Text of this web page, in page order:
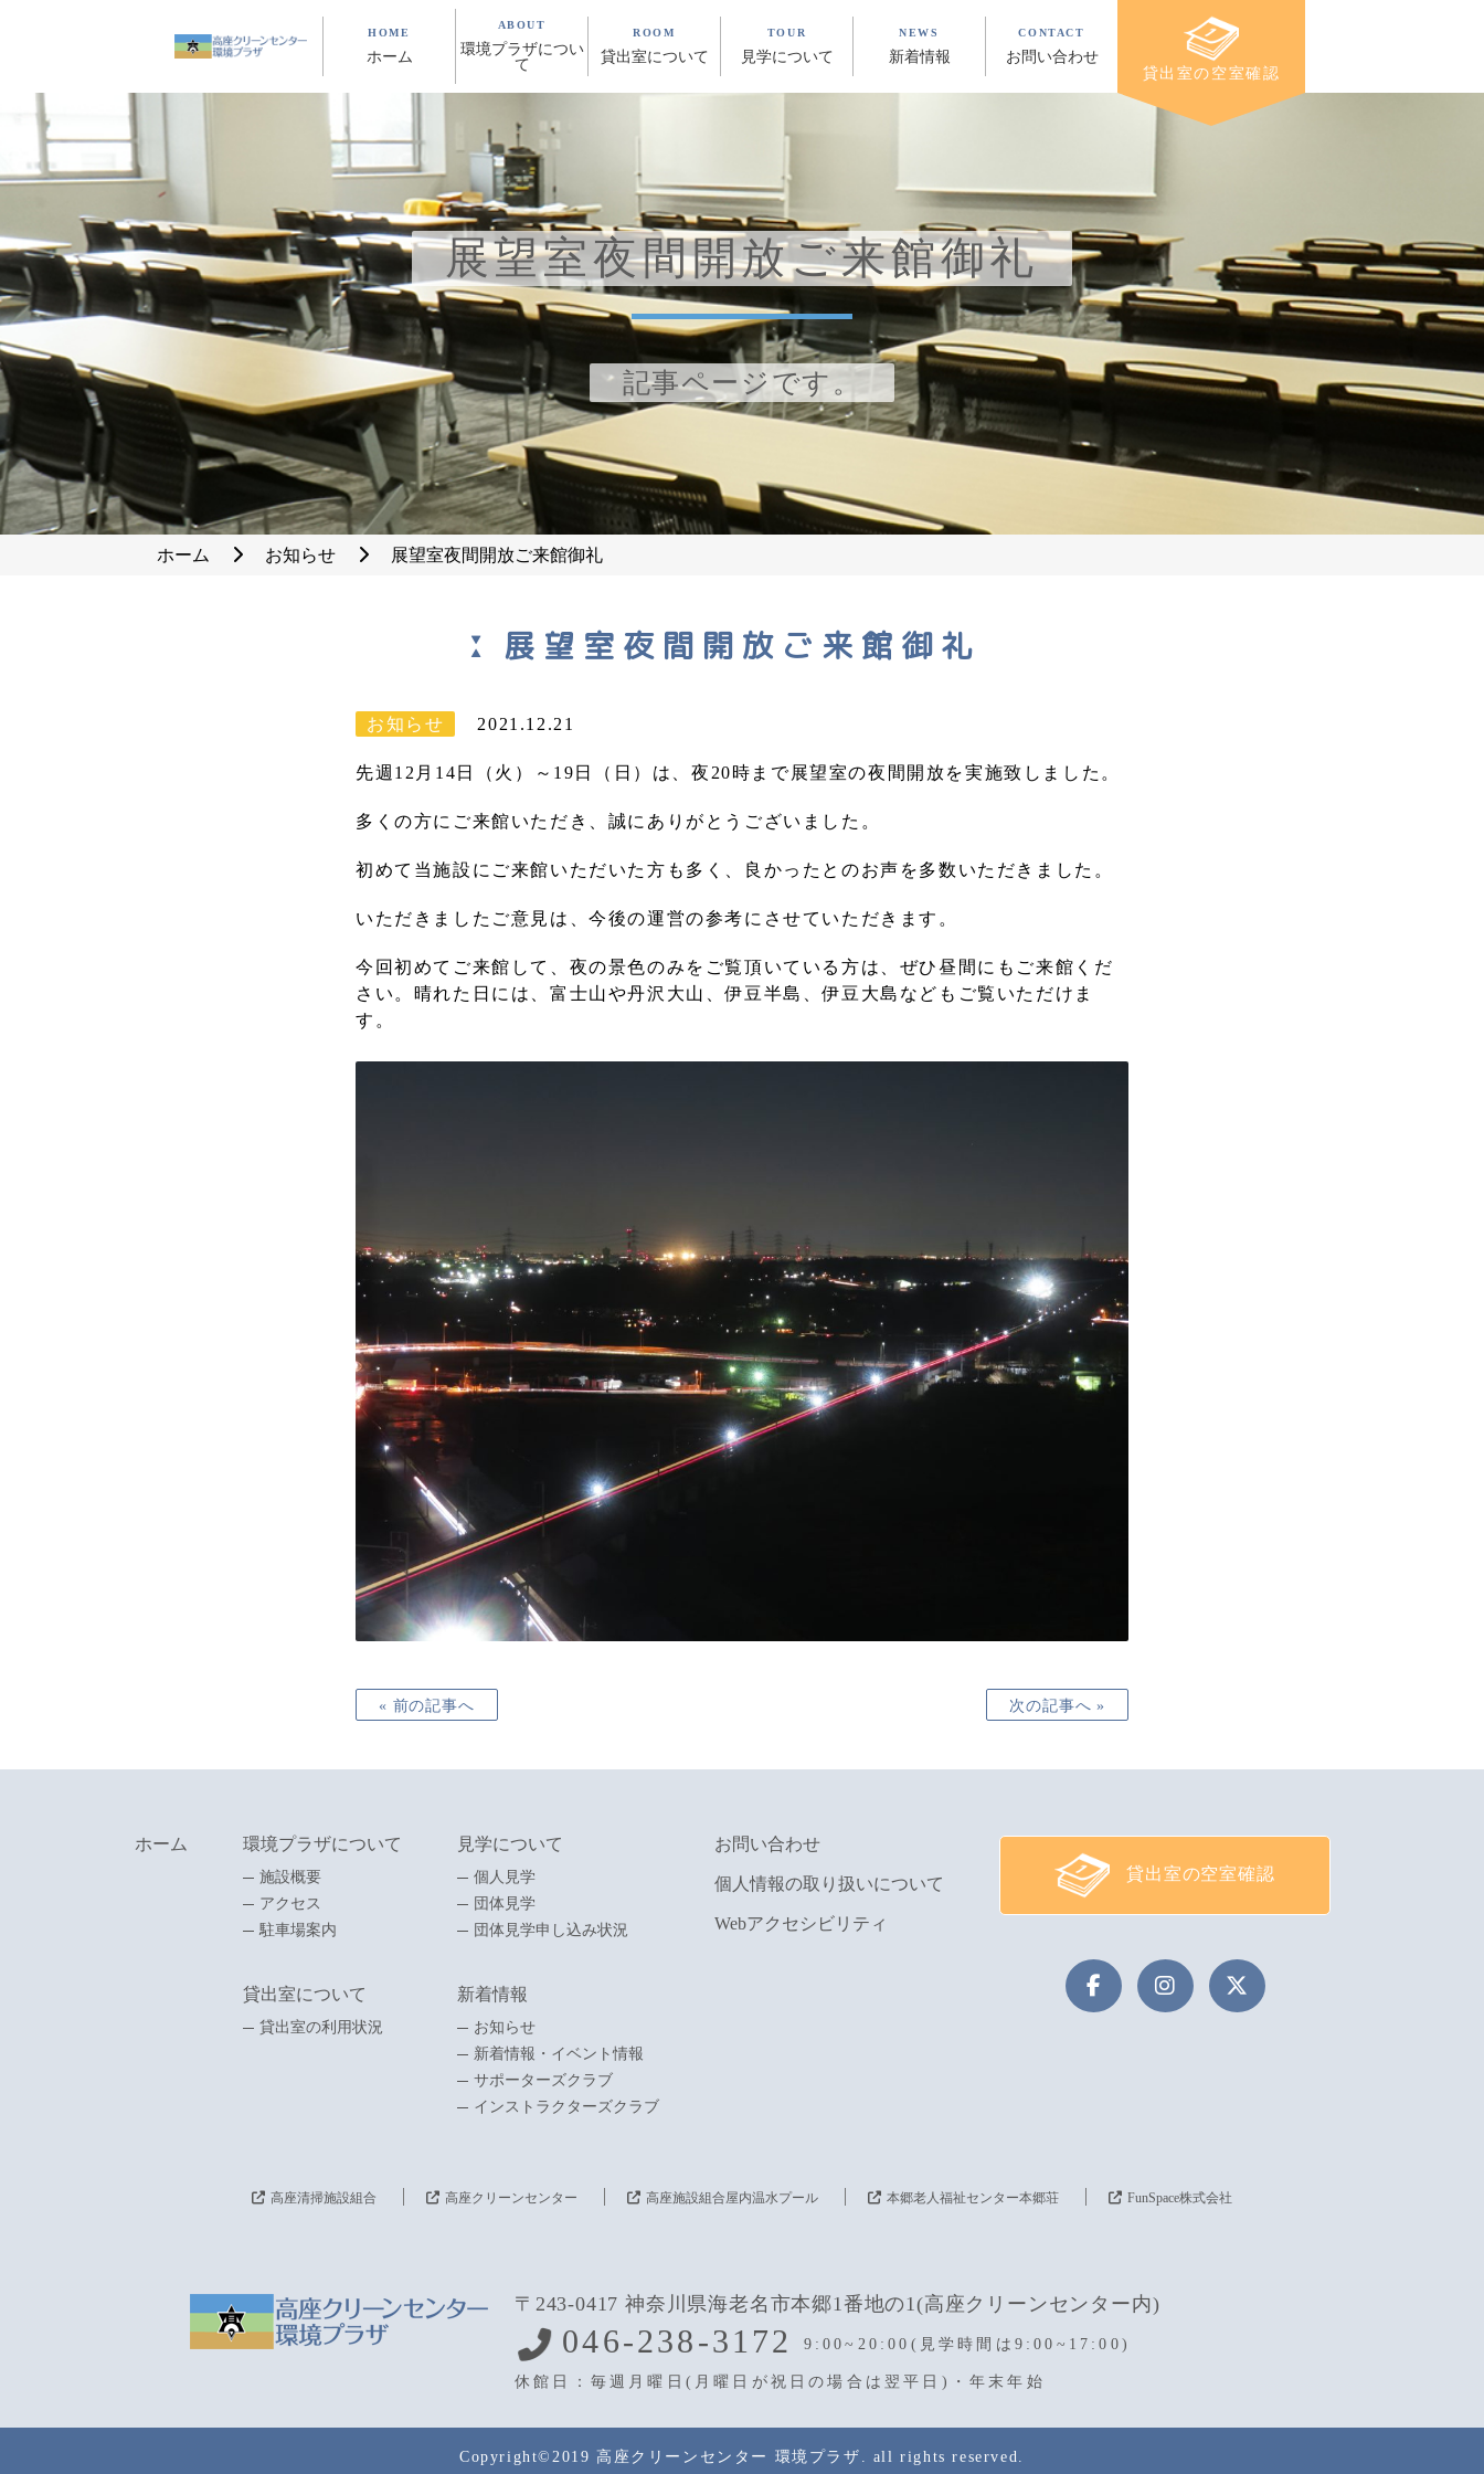
HOME
ホーム
ABOUT
環境プラザについ
て
ROOM
貸出室について
TOUR
見学について
NEWS
新着情報
CONTACT
お問い合わせ
貸出室の空室確認
展望室夜間開放ご来館御礼
記事ページです。
ホーム お知らせ 展望室夜間開放ご来館御礼
展望室夜間開放ご来館御礼
お知らせ 2021.12.21
先週12月14日（火）～19日（日）は、夜20時まで展望室の夜間開放を実施致しました。
多くの方にご来館いただき、誠にありがとうございました。
初めて当施設にご来館いただいた方も多く、良かったとのお声を多数いただきました。
いただきましたご意見は、今後の運営の参考にさせていただきます。
今回初めてご来館して、夜の景色のみをご覧頂いている方は、ぜひ昼間にもご来館くだ
さい。晴れた日には、富士山や丹沢大山、伊豆半島、伊豆大島などもご覧いただけま
す。
« 前の記事へ 次の記事へ »
ホーム 環境プラザについて
施設概要
アクセス
駐車場案内
貸出室について
貸出室の利用状況
見学について
個人見学
団体見学
団体見学申し込み状況
新着情報
お知らせ
新着情報・イベント情報
サポーターズクラブ
インストラクターズクラブ
お問い合わせ
個人情報の取り扱いについて
Webアクセシビリティ
貸出室の空室確認
高座清掃施設組合 高座クリーンセンター 高座施設組合屋内温水プール 本郷老人福祉センター本郷荘 FunSpace株式会社
〒243-0417 神奈川県海老名市本郷1番地の1(高座クリーンセンター内)
046-238-3172 9:00~20:00(見学時間は9:00~17:00)
休館日：毎週月曜日(月曜日が祝日の場合は翌平日)・年末年始
Copyright©2019 高座クリーンセンター 環境プラザ. all rights reserved.